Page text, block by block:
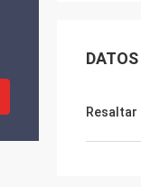
Resaltar